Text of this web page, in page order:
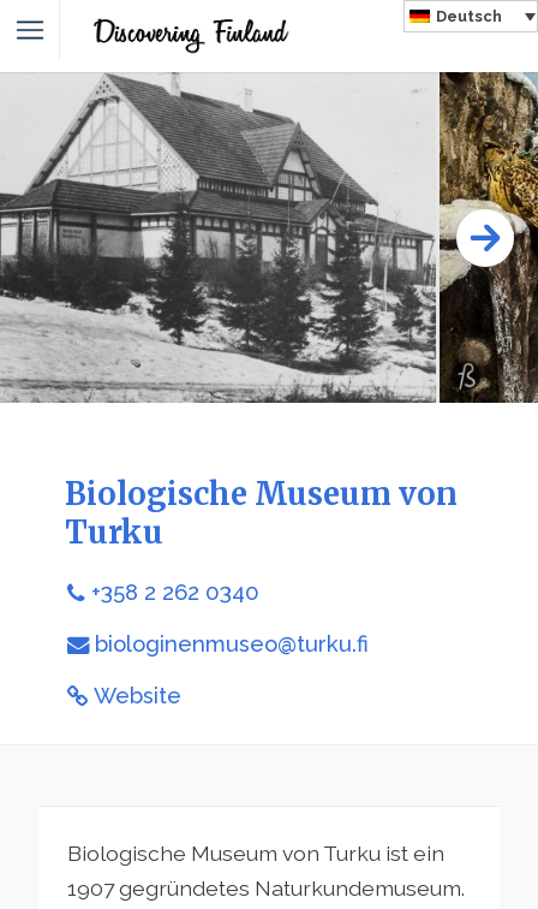
Deutsch
Biologische Museum von
Turku
+358 2 262 0340
biologinenmuseo@turku.fi
Website
Biologische Museum von Turku ist ein
1907 gegründetes Naturkundemuseum.